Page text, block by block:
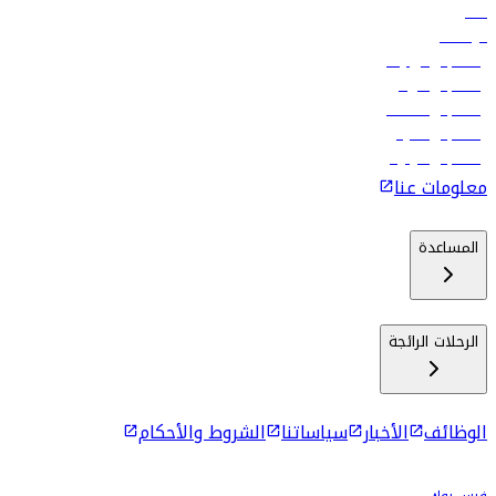
فنادق
الوظائف
رحلات إلى تبيليسي
رحلات إلى الرياض
رحلات إلى مسقط
رحلات إلى ماليه
رحلات إلى كولومبو
معلومات عنا
المساعدة
الرحلات الرائجة
الوظائف الأخبار سياساتنا الشروط والأحكام